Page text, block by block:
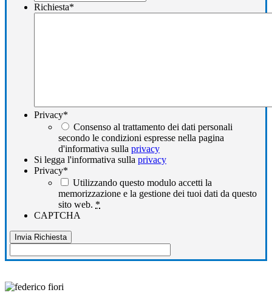
Richiesta*
Privacy*
Consenso al trattamento dei dati personali
secondo le condizioni espresse nella pagina
d'informativa sulla privacy
Si legga l'informativa sulla privacy
Privacy*
Utilizzando questo modulo accetti la
memorizzazione e la gestione dei tuoi dati da questo
sito web. *
CAPTCHA